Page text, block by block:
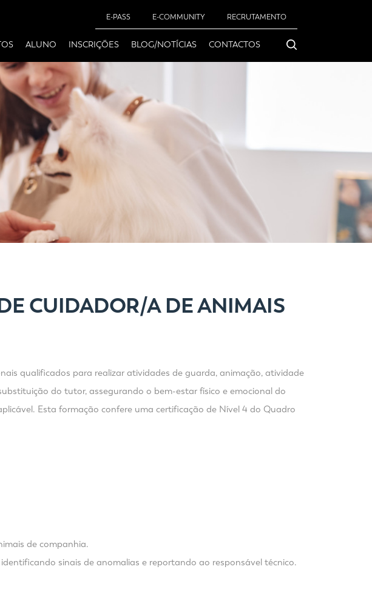
E-PASS E-COMMUNITY RECRUTAMENTO
ALUNO INSCRIÇÕES BLOG/NOTÍCIAS CONTACTOS
CUIDADOR/A DE ANIMAIS
qualificados para realizar atividades de guarda, animação, atividade
do tutor, assegurando o bem-estar físico e emocional do
Esta formação confere uma certificação de Nível 4 do Quadro
de companhia.
sinais de anomalias e reportando ao responsável técnico.